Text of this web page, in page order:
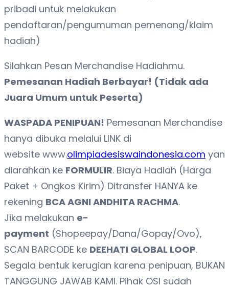
pribadi untuk melakukan
pendaftaran/pengumuman pemenang/klaim
hadiah)
Silahkan Pesan Merchandise Hadiahmu.
Pemesanan Hadiah Berbayar! (Tidak ada
Juara Umum untuk Peserta)
WASPADA PENIPUAN! Pemesanan Merchandise
hanya dibuka melalui LINK di
website www.olimpiadesiswaindonesia.com
diarahkan ke FORMULIR. Biaya Hadiah (Harga
Paket + Ongkos Kirim) Ditransfer HANYA ke
rekening BCA AGNI ANDHITA RACHMA.
Jika melakukan e-
payment (Shopeepay/Dana/Gopay/Ovo),
SCAN BARCODE ke DEEHATI GLOBAL LOOP.
Segala bentuk kerugian karena penipuan, BUKAN
TANGGUNG JAWAB KAMI. Pihak OSI sudah